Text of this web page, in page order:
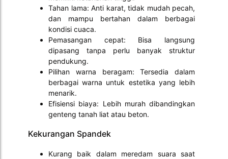
Tahan lama: Anti karat, tidak mudah pecah,
dan mampu bertahan dalam berbagai
kondisi cuaca.
Pemasangan cepat: Bisa langsung
dipasang tanpa perlu banyak struktur
pendukung.
Pilihan warna beragam: Tersedia dalam
berbagai warna untuk estetika yang lebih
menarik.
Efisiensi biaya: Lebih murah dibandingkan
genteng tanah liat atau beton.
Kekurangan Spandek
Kurang baik dalam meredam suara saat